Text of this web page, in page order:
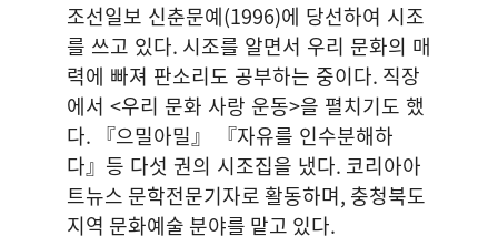
조선일보 신춘문예(1996)에 당선하여 시조
를 쓰고 있다. 시조를 알면서 우리 문화의 매
력에 빠져 판소리도 공부하는 중이다. 직장
에서 <우리 문화 사랑 운동>을 펼치기도 했
다. 『으밀아밀』 『자유를 인수분해하
다』등 다섯 권의 시조집을 냈다. 코리아아
트뉴스 문학전문기자로 활동하며, 충청북도
지역 문화예술 분야를 맡고 있다.